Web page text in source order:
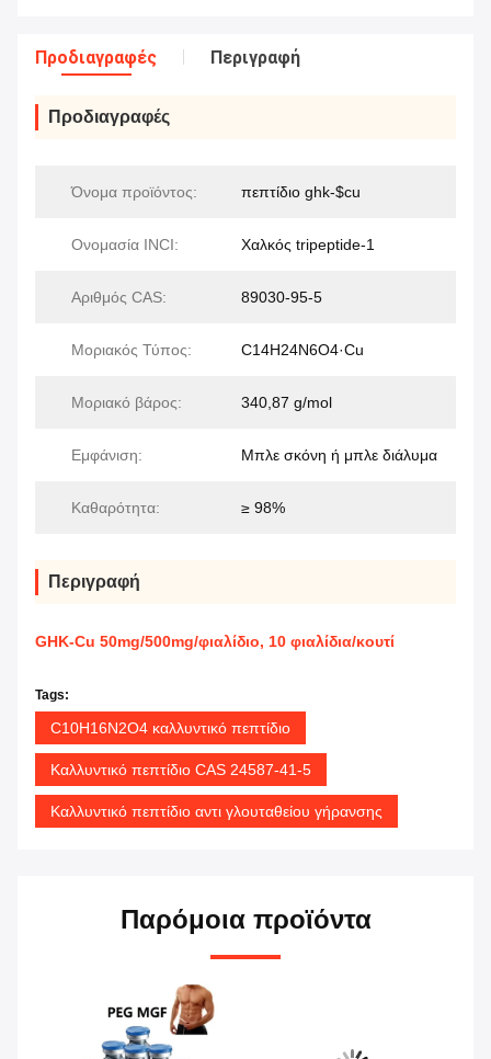
Προδιαγραφές Περιγραφή
Προδιαγραφές
Όνομα προϊόντος: πεπτίδιο ghk-$cu
Ονομασία INCI: Χαλκός tripeptide-1
Αριθμός CAS: 89030-95-5
Μοριακός Τύπος: C14H24N6O4·Cu
Μοριακό βάρος: 340,87 g/mol
Εμφάνιση: Μπλε σκόνη ή μπλε διάλυμα
Καθαρότητα: ≥ 98%
Περιγραφή
GHK-Cu 50mg/500mg/φιαλίδιο, 10 φιαλίδια/κουτί
Tags:
C10H16N2O4 καλλυντικό πεπτίδιο
Καλλυντικό πεπτίδιο CAS 24587-41-5
Καλλυντικό πεπτίδιο αντι γλουταθείου γήρανσης
Παρόμοια προϊόντα